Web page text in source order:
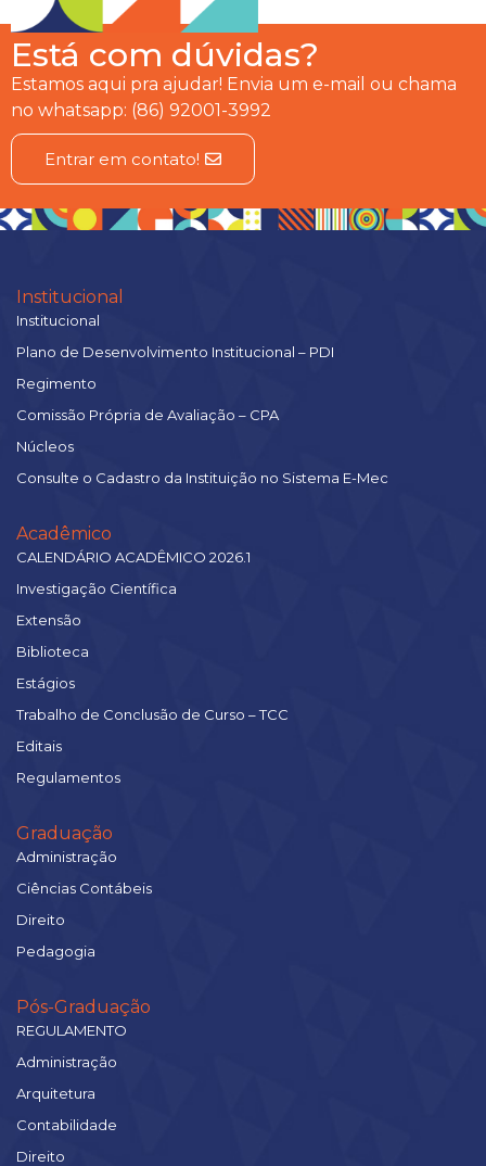
Está com dúvidas?
Estamos aqui pra ajudar! Envia um e-mail ou chama
no whatsapp: (86) 92001-3992
Entrar em contato!
Institucional
Institucional
Plano de Desenvolvimento Institucional – PDI
Regimento
Comissão Própria de Avaliação – CPA
Núcleos
Consulte o Cadastro da Instituição no Sistema E-Mec
Acadêmico
CALENDÁRIO ACADÊMICO 2026.1
Investigação Científica
Extensão
Biblioteca
Estágios
Trabalho de Conclusão de Curso – TCC
Editais
Regulamentos
Graduação
Administração
Ciências Contábeis
Direito
Pedagogia
Pós-Graduação
REGULAMENTO
Administração
Arquitetura
Contabilidade
Direito